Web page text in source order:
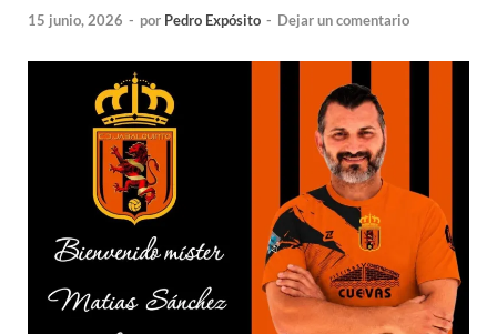
15 junio, 2026 - por Pedro Expósito - Dejar un comentario